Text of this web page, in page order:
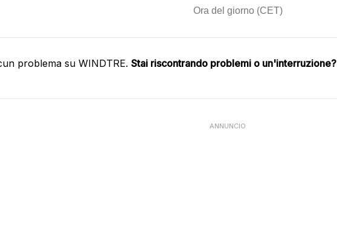
problema su WINDTRE. Stai riscontrando problemi o un'interruzione?
ANNUNCIO